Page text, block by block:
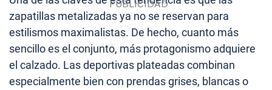
zapatillas metalizadas ya no se reservan para
estilismos maximalistas. De hecho, cuanto más
sencillo es el conjunto, más protagonismo adquiere
el calzado. Las deportivas plateadas combinan
especialmente bien con prendas grises, blancas o